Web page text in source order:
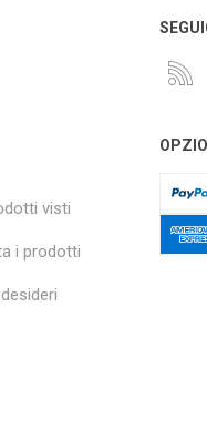
visti
i prodotti